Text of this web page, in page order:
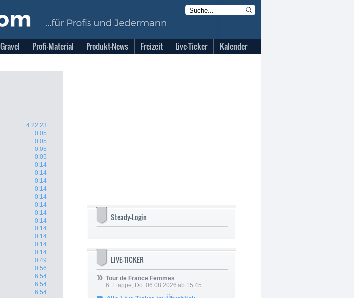
Gravel Profi-Material Produkt-News Freizeit Live-Ticker Kalender
4:22:23
0:05
0:05
0:05
0:05
0:14
0:14
0:14
0:14
0:14
0:14
0:14
0:14
0:14
0:14
0:14
0:14
0:49
0:56
6:54
6:54
6:54
Steady-Login
LIVE-TICKER
Tour de France Femmes
6. Etappe, Do. 06.08.2026 ab 15:45